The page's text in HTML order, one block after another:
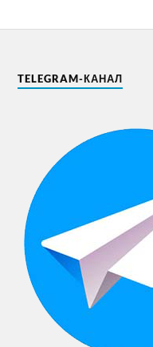
TELEGRAM-КАНАЛ